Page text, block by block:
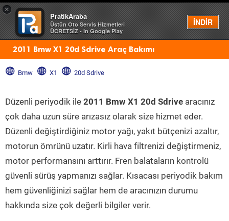
×
PratikAraba
Üstün Oto Servis Hizmetleri
ÜCRETSİZ - In Google Play
İNDİR
Menü
2011 Bmw X1 20d Sdrive Araç Bakımı
Bmw X1 20d Sdrive
Düzenli periyodik ile 2011 Bmw X1 20d Sdrive aracınız
çok daha uzun süre arızasız olarak size hizmet eder.
Düzenli değiştirdiğiniz motor yağı, yakıt bütçenizi azaltır,
motorun ömrünü uzatır. Kirli hava filtrenizi değiştirmeniz,
motor performansını arttırır. Fren balataların kontrolü
güvenli sürüş yapmanızı sağlar. Kısacası periyodik bakım
hem güvenliğinizi sağlar hem de aracınızın durumu
hakkında size çok değerli bilgiler verir.